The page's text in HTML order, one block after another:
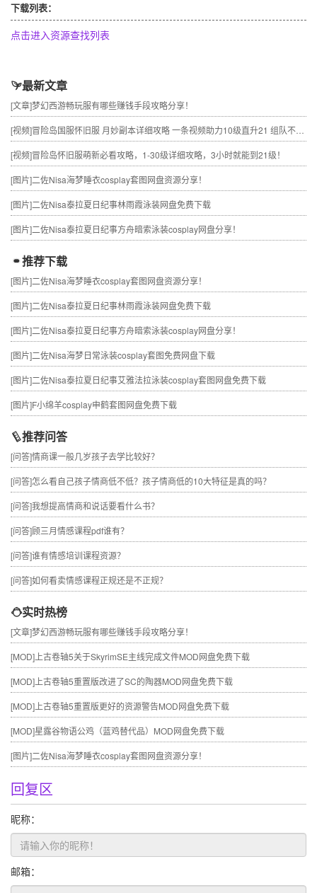
下载列表：
点击进入资源查找列表
最新文章
[文章]梦幻西游畅玩服有哪些赚钱手段攻略分享！
[视频]冒险岛国服怀旧服 月妙副本详细攻略 一条视频助力10级直升21 组队不求人
[视频]冒险岛怀旧服萌新必看攻略，1-30级详细攻略，3小时就能到21级！
[图片]二佐Nisa海梦睡衣cosplay套图网盘资源分享！
[图片]二佐Nisa泰拉夏日纪事林雨霞泳装网盘免费下载
[图片]二佐Nisa泰拉夏日纪事方舟暗索泳装cosplay网盘分享！
推荐下载
[图片]二佐Nisa海梦睡衣cosplay套图网盘资源分享！
[图片]二佐Nisa泰拉夏日纪事林雨霞泳装网盘免费下载
[图片]二佐Nisa泰拉夏日纪事方舟暗索泳装cosplay网盘分享！
[图片]二佐Nisa海梦日常泳装cosplay套图免费网盘下载
[图片]二佐Nisa泰拉夏日纪事艾雅法拉泳装cosplay套图网盘免费下载
[图片]F小绵羊cosplay申鹤套图网盘免费下载
推荐问答
[问答]情商课一般几岁孩子去学比较好？
[问答]怎么看自己孩子情商低不低？孩子情商低的10大特征是真的吗？
[问答]我想提高情商和说话要看什么书？
[问答]顾三月情感课程pdf谁有？
[问答]谁有情感培训课程资源？
[问答]如何看卖情感课程正规还是不正规？
实时热榜
[文章]梦幻西游畅玩服有哪些赚钱手段攻略分享！
[MOD] 上古卷轴5关于SkyrimSE主线完成文件MOD网盘免费下载
[MOD] 上古卷轴5重置版改进了SC的陶器MOD网盘免费下载
[MOD] 上古卷轴5重置版更好的资源警告MOD网盘免费下载
[MOD]星露谷物语公鸡（蓝鸡替代品）MOD网盘免费下载
[图片]二佐Nisa海梦睡衣cosplay套图网盘资源分享！
回复区
昵称：
邮箱：